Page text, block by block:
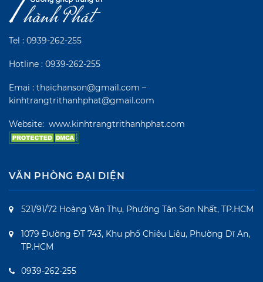
Tel : 0939-262-255
Hotline : 0939-262-255
Emai : thaichanson@gmail.com –
kinhtrangtrithanhphat@gmail.com
Website: www.kinhtrangtrithanhphat.com
VĂN PHÒNG ĐẠI DIỆN
521/91/72 Hoàng Văn Thụ, Phường Tân Sơn Nhất, TP.HCM
1079 Đường ĐT 743, Khu phố Chiêu Liêu, Phường Dĩ An,
TP.HCM
0939-262-255